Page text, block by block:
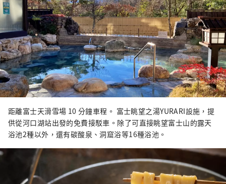
距離富士天滑雪場 10 分鐘車程。 富士眺望之湯YURARI設施，提
供從河口湖站出發的免費接駁車。除了可直接眺望富士山的露天
浴池2種以外，還有碳酸泉、洞窟浴等16種浴池。